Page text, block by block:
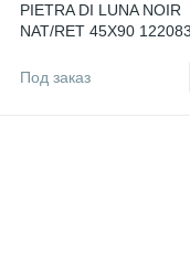
PIETRA DI LUNA NOIR
NAT/RET 45X90 122083
Под заказ